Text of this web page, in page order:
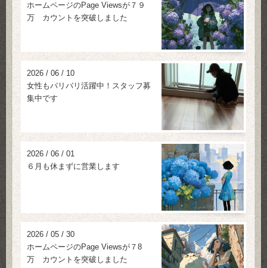
ホームページのPage Viewsが７９
万 カウントを突破しました
2026 / 06 / 10
女性もバリバリ活躍中！スタッフ募
集中です
2026 / 06 / 01
６月も休まずに営業します
2026 / 05 / 30
ホームページのPage Viewsが７8
万 カウントを突破しました